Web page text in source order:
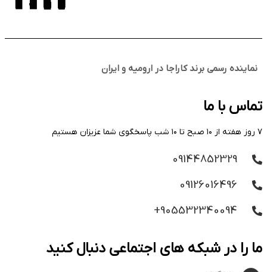
نماینده رسمی برند کاراجا در ارومیه و ایران
تماس با ما
۷ روز هفته از ۱۰ صبح تا ۱۰ شب پاسخگوی شما عزیزان هستیم
09144852329
09126016496
905532340094+
ما را در شبکه های اجتماعی دنبال کنید